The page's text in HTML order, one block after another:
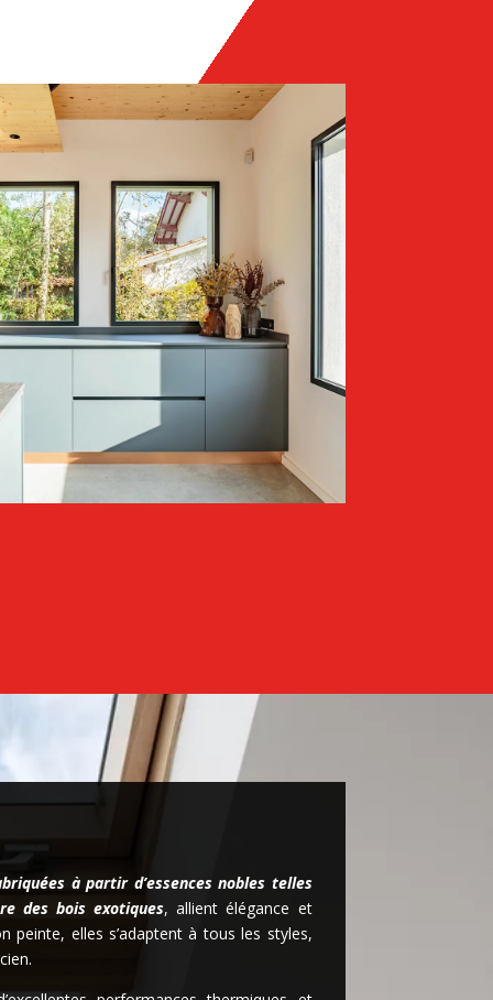
à partir d’essences nobles telles
des bois exotiques, allient élégance et
elles s’adaptent à tous les styles,